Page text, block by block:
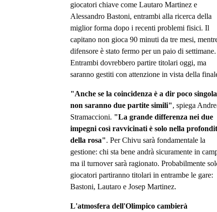
giocatori chiave come Lautaro Martinez e
Alessandro Bastoni, entrambi alla ricerca della
miglior forma dopo i recenti problemi fisici. Il
capitano non gioca 90 minuti da tre mesi,
difensore è stato fermo per un paio di settimane.
Entrambi dovrebbero partire titolari oggi, ma
saranno gestiti con attenzione in vista della
"Anche se la coincidenza è a dir poco
non saranno due partite simili", spiega
Stramaccioni. "La grande differenza nei due
impegni così ravvicinati è solo nella
della rosa". Per Chivu sarà fondamentale la
gestione: chi sta bene andrà sicuramente in
ma il turnover sarà ragionato. Probabilmente
giocatori partiranno titolari in entrambe le gare:
Bastoni, Lautaro e Josep Martinez.
L'atmosfera dell'Olimpico cambierà